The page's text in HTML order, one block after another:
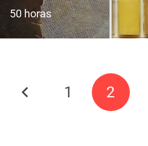
50 horas
1 2